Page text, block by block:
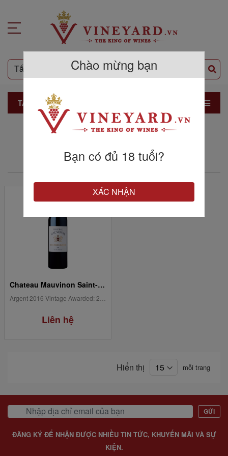
TẤT CẢ SẢN PHẨM
THƯƠNG HIỆU CHATEAU
MAUVINON
Chateau Mauvinon Saint-Emilion Grand Cru
Liên hệ
Hiển thị mỗi trang
GỬI
ĐĂNG KÝ ĐỂ NHẬN ĐƯỢC NHIỀU TIN TỨC, KHUYẾN MÃI VÀ SỰ
KIỆN.
Chào mừng bạn
Bạn có đủ 18 tuổi?
XÁC NHẬN